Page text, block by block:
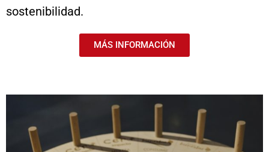
sostenibilidad.
MÁS INFORMACIÓN